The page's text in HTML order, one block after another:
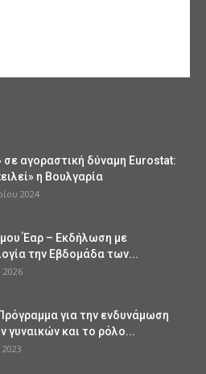
σε αγοραστική δύναμη Eurostat:
η Βουλγαρία
2024
Έαρ – Εκδήλωση με
την Εβδομάδα των...
2026
για την ενδυνάμωση
γυναικών και το ρόλο...
2023